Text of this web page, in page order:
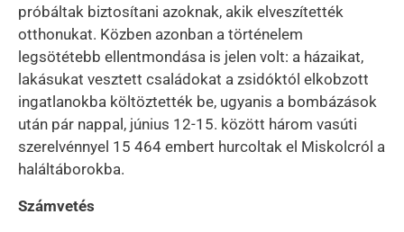
próbáltak biztosítani azoknak, akik elveszítették
otthonukat. Közben azonban a történelem
legsötétebb ellentmondása is jelen volt: a házaikat,
lakásukat vesztett családokat a zsidóktól elkobzott
ingatlanokba költöztették be, ugyanis a bombázások
után pár nappal, június 12-15. között három vasúti
szerelvénnyel 15 464 embert hurcoltak el Miskolcról a
haláltáborokba.
Számvetés